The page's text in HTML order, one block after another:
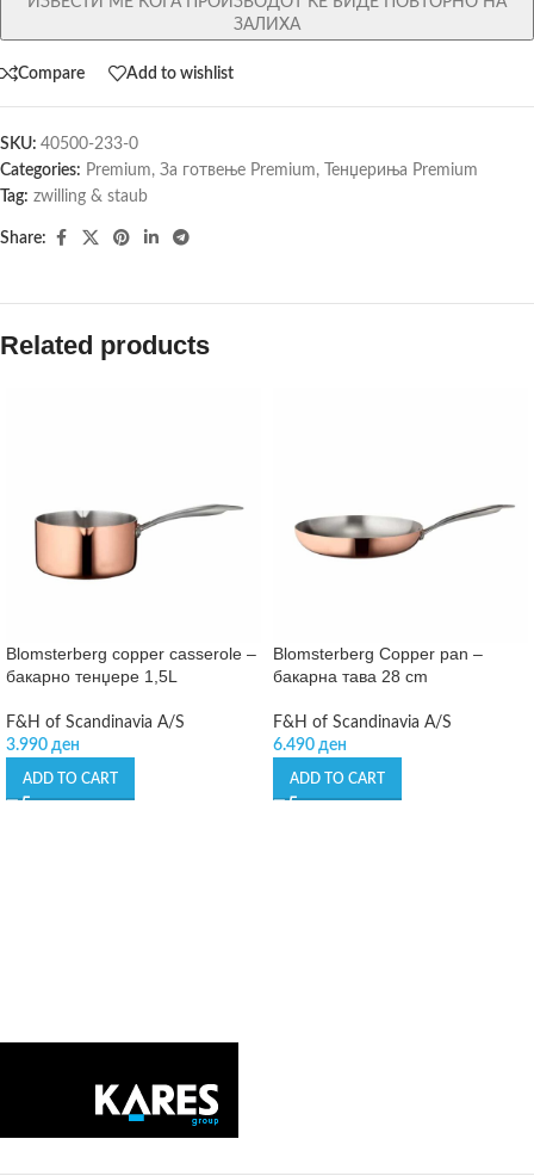
ЗАЛИХА
Compare Add to wishlist
SKU: 40500-233-0
Categories: Premium, За готвење Premium,
Тенџериња Premium
Tag: zwilling & staub
Share:
Related products
Blomsterberg copper casserole –
бакарно тенџере 1,5L
F&H of Scandinavia A/S
3.990 ден
ADD TO CART
Blomsterberg Copper pan –
бакарна тава 28 cm
F&H of Scandinavia A/S
6.490 ден
ADD TO CART